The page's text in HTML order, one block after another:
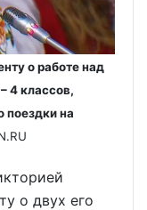
о работе над
4 классов,
поездки на
о двух его